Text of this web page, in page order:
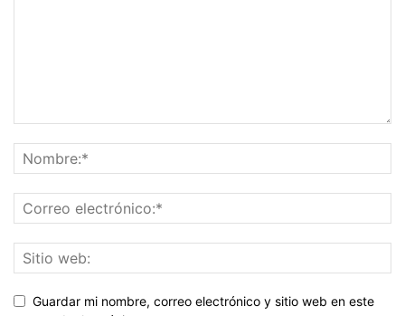
Guardar mi nombre, correo electrónico y sitio web en este